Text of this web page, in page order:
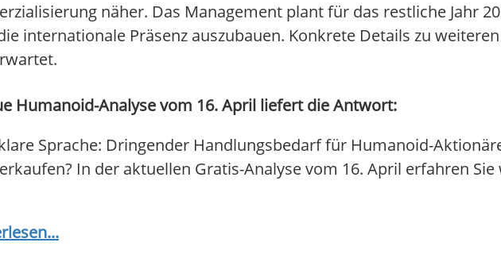
näher. Das Management plant für das restliche Jahr
internationale Präsenz auszubauen. Konkrete Details zu weiteren
Humanoid-Analyse vom 16. April liefert die Antwort:
Sprache: Dringender Handlungsbedarf für Humanoid-
In der aktuellen Gratis-Analyse vom 16. April erfahren Sie